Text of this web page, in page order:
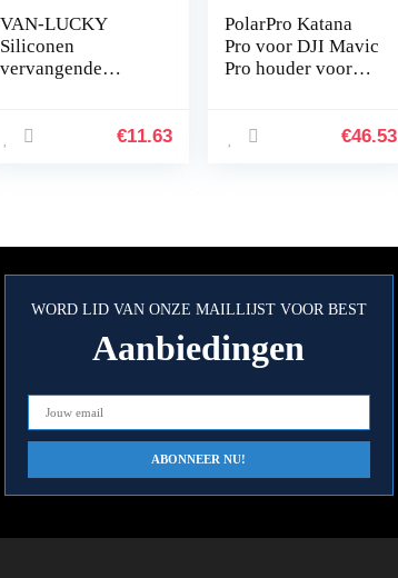
VAN-LUCKY
Siliconen
vervangende
armband voor
€11.63
PolarPro Katana
Pro voor DJI Mavic
Pro houder voor
€46.53
WORD LID VAN ONZE MAILLIJST VOOR BEST
Aanbiedingen